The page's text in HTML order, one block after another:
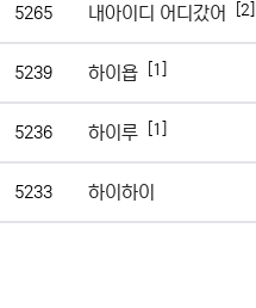
5265 내아이디 어디갔어 [2]
5239 하이욥 [1]
5236 하이루 [1]
5233 하이하이